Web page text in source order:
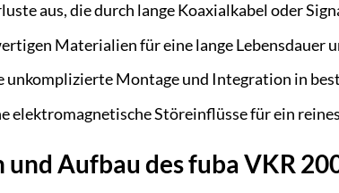
aus, die durch lange Koaxialkabel oder
Materialien für eine lange Lebensdauer
unkomplizierte Montage und Integration in
elektromagnetische Störeinflüsse für ein
Aufbau des fuba VKR